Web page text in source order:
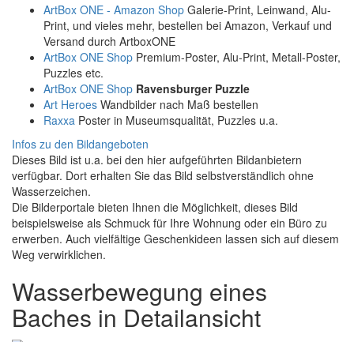
ArtBox ONE - Amazon Shop Galerie-Print, Leinwand, Alu-
Print, und vieles mehr, bestellen bei Amazon, Verkauf und
Versand durch ArtboxONE
ArtBox ONE Shop Premium-Poster, Alu-Print, Metall-Poster,
Puzzles etc.
ArtBox ONE Shop Ravensburger Puzzle
Art Heroes Wandbilder nach Maß bestellen
Raxxa Poster in Museumsqualität, Puzzles u.a.
Infos zu den Bildangeboten
Dieses Bild ist u.a. bei den hier aufgeführten Bildanbietern
verfügbar. Dort erhalten Sie das Bild selbstverständlich ohne
Wasserzeichen.
Die Bilderportale bieten Ihnen die Möglichkeit, dieses Bild
beispielsweise als Schmuck für Ihre Wohnung oder ein Büro zu
erwerben. Auch vielfältige Geschenkideen lassen sich auf diesem
Weg verwirklichen.
Wasserbewegung eines
Baches in Detailansicht